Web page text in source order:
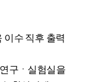
이수 직후 출력
구ㆍ실험실을